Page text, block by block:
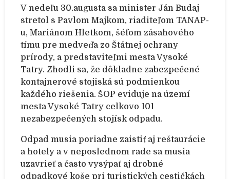
V nedeľu 30.augusta sa minister Ján Budaj
stretol s Pavlom Majkom, riaditeľom TANAP-
u, Mariánom Hletkom, šéfom zásahového
tímu pre medveďa zo Štátnej ochrany
prírody, a predstaviteľmi mesta Vysoké
Tatry. Zhodli sa, že dôkladne zabezpečené
kontajnerové stojiská sú podmienkou
každého riešenia. ŠOP eviduje na území
mesta Vysoké Tatry celkovo 101
nezabezpečených stojísk odpadu.
Odpad musia poriadne zaistiť aj reštaurácie
a hotely a v neposlednom rade sa musia
uzavrieť a často vysýpať aj drobné
odpadkové koše pri turistických cestičkách